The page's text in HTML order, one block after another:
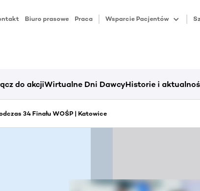
Biuro prasowe Praca Wsparcie Pacjentów
do akcjiWirtualne Dni DawcyHistorie i
34 Finału WOŚP | Katowice